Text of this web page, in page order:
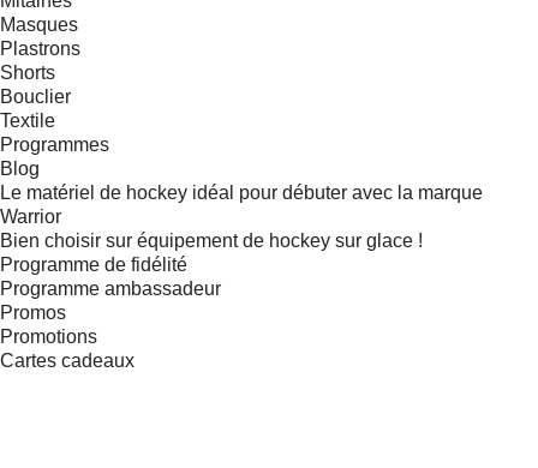
Masques
Plastrons
Shorts
Bouclier
Textile
Programmes
Blog
Le matériel de hockey idéal pour débuter avec la marque
Warrior
Bien choisir sur équipement de hockey sur glace !
Programme de fidélité
Programme ambassadeur
Promos
Promotions
Cartes cadeaux